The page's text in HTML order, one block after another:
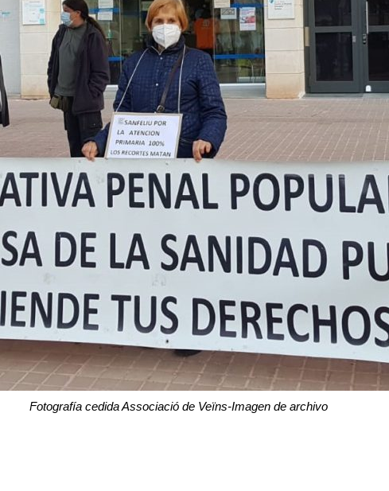
Fotografía cedida Associació de Veïns-Imagen de archivo